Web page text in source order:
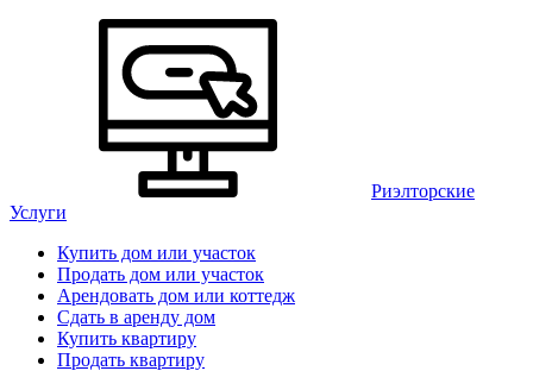
Риэлторские
Услуги
Купить дом или участок
Продать дом или участок
Арендовать дом или коттедж
Сдать в аренду дом
Купить квартиру
Продать квартиру